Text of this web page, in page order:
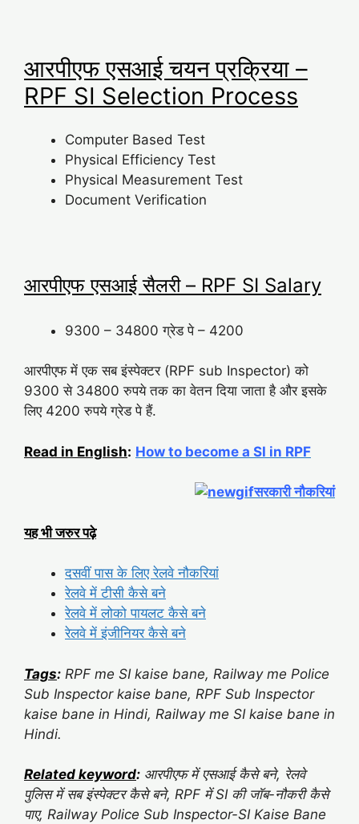
आरपीएफ एसआई चयन प्रक्रिया –
RPF SI Selection Process
Computer Based Test
Physical Efficiency Test
Physical Measurement Test
Document Verification
आरपीएफ एसआई सैलरी – RPF SI Salary
9300 – 34800 ग्रेड पे – 4200
आरपीएफ में एक सब इंस्पेक्टर (RPF sub Inspector) को
9300 से 34800 रुपये तक का वेतन दिया जाता है और इसके
लिए 4200 रुपये ग्रेड पे हैं.
Read in English: How to become a SI in RPF
सरकारी नौकरियां
यह भी जरुर पढ़े
दसवीं पास के लिए रेलवे नौकरियां
रेलवे में टीसी कैसे बने
रेलवे में लोको पायलट कैसे बने
रेलवे में इंजीनियर कैसे बने
Tags: RPF me SI kaise bane, Railway me Police
Sub Inspector kaise bane, RPF Sub Inspector
kaise bane in Hindi, Railway me SI kaise bane in
Hindi.
Related keyword: आरपीएफ में एसआई कैसे बने, रेलवे
पुलिस में सब इंस्पेक्टर कैसे बने, RPF में SI की जॉब-नौकरी कैसे
पाए, Railway Police Sub Inspector-SI Kaise Bane